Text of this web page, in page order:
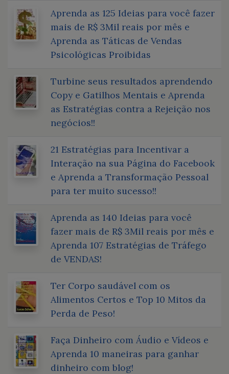
Aprenda as 125 Ideias para você fazer
mais de R$ 3Mil reais por mês e
Aprenda as Táticas de Vendas
Psicológicas Proibidas
Turbine seus resultados aprendendo
Copy e Gatilhos Mentais e Aprenda
as Estratégias contra a Rejeição nos
negócios!!
21 Estratégias para Incentivar a
Interação na sua Página do Facebook
e Aprenda a Transformação Pessoal
para ter muito sucesso!!
Aprenda as 140 Ideias para você
fazer mais de R$ 3Mil reais por mês e
Aprenda 107 Estratégias de Tráfego
de VENDAS!
Ter Corpo saudável com os
Alimentos Certos e Top 10 Mitos da
Perda de Peso!
Faça Dinheiro com Áudio e Vídeos e
Aprenda 10 maneiras para ganhar
dinheiro com blog!